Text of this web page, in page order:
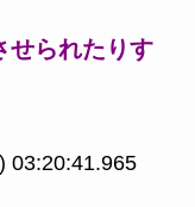
せられたりす
03:20:41.965